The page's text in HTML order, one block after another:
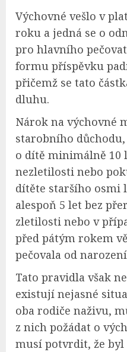
Výchovné vešlo v
roku a jedná se o
pro hlavního
formu příspěvku
přičemž se tato
dluhu.
Nárok na výchovné
starobního
o dítě minimálně 10
nezletilosti nebo
dítěte staršího osmi
alespoň 5 let bez
zletilosti nebo v
před pátým rokem
pečovala od
Tato pravidla však
existují nejasné
oba rodiče naživu,
z nich požádat o
musí potvrdit, že